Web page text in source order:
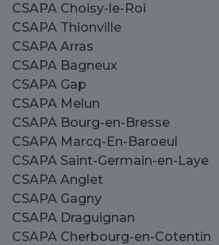
CSAPA Choisy-le-Roi
CSAPA Thionville
CSAPA Arras
CSAPA Bagneux
CSAPA Gap
CSAPA Melun
CSAPA Bourg-en-Bresse
CSAPA Marcq-En-Baroeul
CSAPA Saint-Germain-en-Laye
CSAPA Anglet
CSAPA Gagny
CSAPA Draguignan
CSAPA Cherbourg-en-Cotentin